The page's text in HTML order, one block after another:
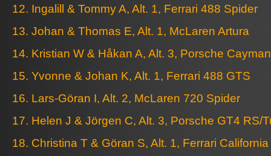
12. Ingalill & Tommy A, Alt. 1, Ferrari 488 Spider
13. Johan & Thomas E, Alt. 1, McLaren Artura
14. Kristian W & Håkan A, Alt. 3, Porsche
15. Yvonne & Johan K, Alt. 1, Ferrari 488 GTS
16. Lars-Göran I, Alt. 2, McLaren 720 Spider
17. Helen J & Jörgen C, Alt. 3, Porsche GT4 RS/
18. Christina T & Göran S, Alt. 1, Ferrari California